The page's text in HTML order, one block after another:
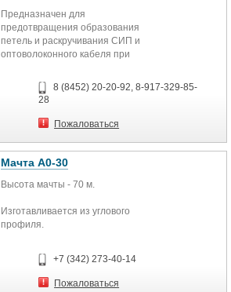
облегчения процесса вращения
ролика.
В качестве дополнительной
фиксирующие штыри для
крепления роликов к земле.
Предназначен для
предотвращения образования
петель и раскручивания СИП и
оптоволоконного кабеля при
Вертлюг устанавливается между
монтажным чулком и тросом-
Плавное вращение благодаря
Диаметр троса-лидера: до 12 мм
Вес: 370 г
8 (8452) 20-20-92, 8-917-329-85-
28
Пожаловаться
Мачта А0-30
Высота мачты - 70 м.
Изготавливается из углового
профиля.
методом горячего цинкования.
Данные мачты предназначены для
+7 (342) 273-40-14
Пожаловаться